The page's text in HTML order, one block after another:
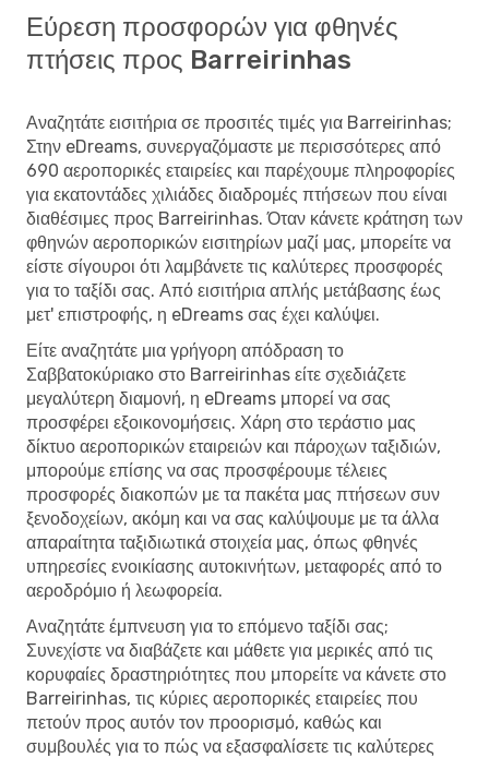
Εύρεση προσφορών για φθηνές
πτήσεις προς Barreirinhas
Αναζητάτε εισιτήρια σε προσιτές τιμές για Barreirinhas;
Στην eDreams, συνεργαζόμαστε με περισσότερες από
690 αεροπορικές εταιρείες και παρέχουμε πληροφορίες
για εκατοντάδες χιλιάδες διαδρομές πτήσεων που είναι
διαθέσιμες προς Barreirinhas. Όταν κάνετε κράτηση των
φθηνών αεροπορικών εισιτηρίων μαζί μας, μπορείτε να
είστε σίγουροι ότι λαμβάνετε τις καλύτερες προσφορές
για το ταξίδι σας. Από εισιτήρια απλής μετάβασης έως
μετ' επιστροφής, η eDreams σας έχει καλύψει.
Είτε αναζητάτε μια γρήγορη απόδραση το
Σαββατοκύριακο στο Barreirinhas είτε σχεδιάζετε
μεγαλύτερη διαμονή, η eDreams μπορεί να σας
προσφέρει εξοικονομήσεις. Χάρη στο τεράστιο μας
δίκτυο αεροπορικών εταιρειών και πάροχων ταξιδιών,
μπορούμε επίσης να σας προσφέρουμε τέλειες
προσφορές διακοπών με τα πακέτα μας πτήσεων συν
ξενοδοχείων, ακόμη και να σας καλύψουμε με τα άλλα
απαραίτητα ταξιδιωτικά στοιχεία μας, όπως φθηνές
υπηρεσίες ενοικίασης αυτοκινήτων, μεταφορές από το
αεροδρόμιο ή λεωφορεία.
Αναζητάτε έμπνευση για το επόμενο ταξίδι σας;
Συνεχίστε να διαβάζετε και μάθετε για μερικές από τις
κορυφαίες δραστηριότητες που μπορείτε να κάνετε στο
Barreirinhas, τις κύριες αεροπορικές εταιρείες που
πετούν προς αυτόν τον προορισμό, καθώς και
συμβουλές για το πώς να εξασφαλίσετε τις καλύτερες